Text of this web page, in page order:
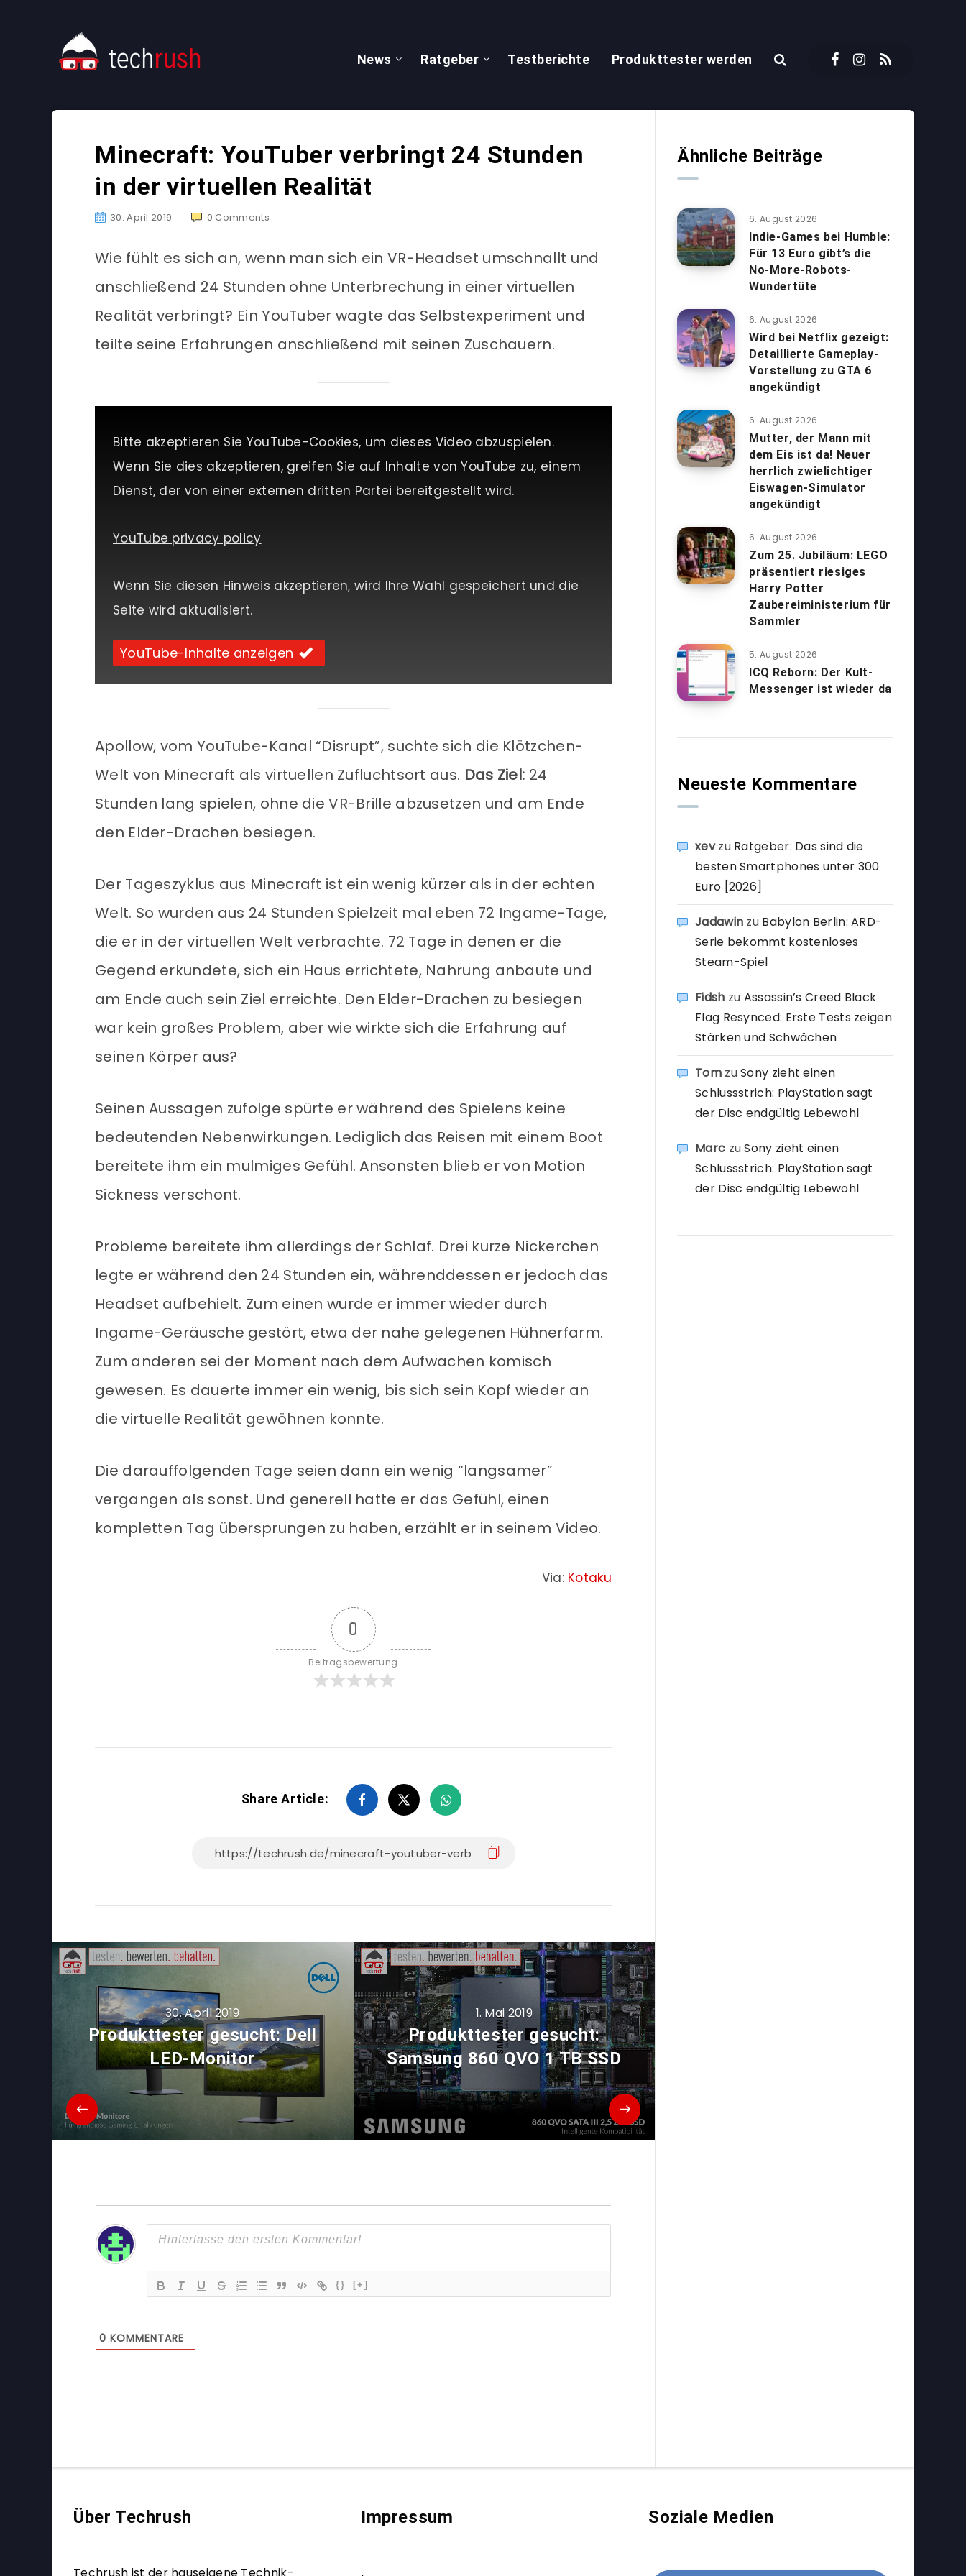
News Ratgeber Testberichte Produkttester werden
Minecraft: YouTuber verbringt 24 Stunden
in der virtuellen Realität
30. April 2019 0 Comments
Wie fühlt es sich an, wenn man sich ein VR-Headset umschnallt und
anschließend 24 Stunden ohne Unterbrechung in einer virtuellen
Realität verbringt? Ein YouTuber wagte das Selbstexperiment und
teilte seine Erfahrungen anschließend mit seinen Zuschauern.
Bitte akzeptieren Sie YouTube-Cookies, um dieses Video abzuspielen.
Wenn Sie dies akzeptieren, greifen Sie auf Inhalte von YouTube zu, einem
Dienst, der von einer externen dritten Partei bereitgestellt wird.
YouTube privacy policy
Wenn Sie diesen Hinweis akzeptieren, wird Ihre Wahl gespeichert und die
Seite wird aktualisiert.
YouTube-Inhalte anzeigen
Apollow, vom YouTube-Kanal “Disrupt”, suchte sich die Klötzchen-
Welt von Minecraft als virtuellen Zufluchtsort aus. Das Ziel: 24
Stunden lang spielen, ohne die VR-Brille abzusetzen und am Ende
den Elder-Drachen besiegen.
Der Tageszyklus aus Minecraft ist ein wenig kürzer als in der echten
Welt. So wurden aus 24 Stunden Spielzeit mal eben 72 Ingame-Tage,
die er in der virtuellen Welt verbrachte. 72 Tage in denen er die
Gegend erkundete, sich ein Haus errichtete, Nahrung anbaute und
am Ende auch sein Ziel erreichte. Den Elder-Drachen zu besiegen
war kein großes Problem, aber wie wirkte sich die Erfahrung auf
seinen Körper aus?
Seinen Aussagen zufolge spürte er während des Spielens keine
bedeutenden Nebenwirkungen. Lediglich das Reisen mit einem Boot
bereitete ihm ein mulmiges Gefühl. Ansonsten blieb er von Motion
Sickness verschont.
Probleme bereitete ihm allerdings der Schlaf. Drei kurze Nickerchen
legte er während den 24 Stunden ein, währenddessen er jedoch das
Headset aufbehielt. Zum einen wurde er immer wieder durch
Ingame-Geräusche gestört, etwa der nahe gelegenen Hühnerfarm.
Zum anderen sei der Moment nach dem Aufwachen komisch
gewesen. Es dauerte immer ein wenig, bis sich sein Kopf wieder an
die virtuelle Realität gewöhnen konnte.
Die darauffolgenden Tage seien dann ein wenig “langsamer”
vergangen als sonst. Und generell hatte er das Gefühl, einen
kompletten Tag übersprungen zu haben, erzählt er in seinem Video.
Via: Kotaku
0
Beitragsbewertung
Share Article:
30. April 2019
Produkttester gesucht: Dell
LED-Monitor
1. Mai 2019
Produkttester gesucht:
Samsung 860 QVO 1 TB SSD
{} [+]
0 KOMMENTARE
Ähnliche Beiträge
6. August 2026
Indie-Games bei Humble:
Für 13 Euro gibt’s die
No-More-Robots-
Wundertüte
6. August 2026
Wird bei Netflix gezeigt:
Detaillierte Gameplay-
Vorstellung zu GTA 6
angekündigt
6. August 2026
Mutter, der Mann mit
dem Eis ist da! Neuer
herrlich zwielichtiger
Eiswagen-Simulator
angekündigt
6. August 2026
Zum 25. Jubiläum: LEGO
präsentiert riesiges
Harry Potter
Zaubereiministerium für
Sammler
5. August 2026
ICQ Reborn: Der Kult-
Messenger ist wieder da
Neueste Kommentare
xevzu Ratgeber: Das sind die
besten Smartphones unter 300
Euro [2026]
Jadawin zu Babylon Berlin: ARD-
Serie bekommt kostenloses
Steam-Spiel
Fidsh zu Assassin’s Creed Black
Flag Resynced: Erste Tests zeigen
Stärken und Schwächen
TomzuSony zieht einen
Schlussstrich: PlayStation sagt
der Disc endgültig Lebewohl
Marc zuSony zieht einen
Schlussstrich: PlayStation sagt
der Disc endgültig Lebewohl
Über Techrush Impressum Soziale Medien